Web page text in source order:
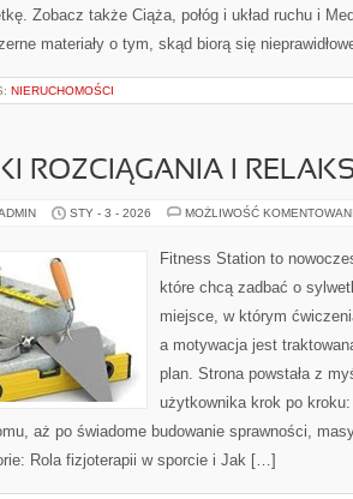
Zobacz także Ciąża, połóg i układ ruchu i
materiały o tym, skąd biorą się
NIERUCHOMOŚCI
ROZCIĄGANIA I
STY - 3 - 2026 MOŻLIWOŚĆ
Fitness Station to
które chcą zadbać o
miejsce, w którym
a motywacja jest
plan. Strona powstała z
użytkownika krok po
aż po świadome budowanie sprawności,
Rola fizjoterapii w sporcie i Jak […]